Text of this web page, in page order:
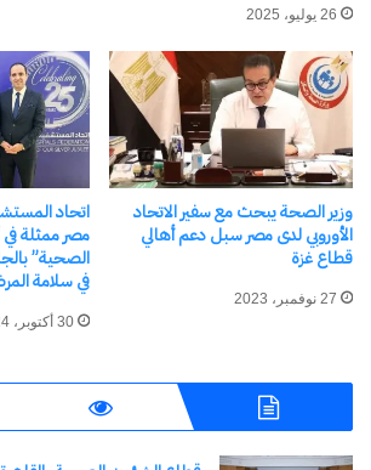
26 يوليو، 2025
وزير الصحة يبحث مع سفير الاتحاد
الأوروبي لدى مصر سبل دعم أهالي
قطاع غزة
27 نوفمبر، 2023
اتحاد
مصر ممثلة في
الصحية”
في سلامة
30 أكتوبر، 2024